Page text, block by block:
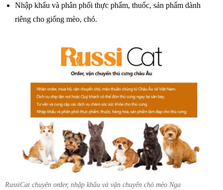
Nhập khẩu và phân phối thực phẩm, thuốc, sản phẩm dành
riêng cho giống mèo, chó.
RussiCat chuyên order, nhập khẩu và vận chuyển chó mèo Nga